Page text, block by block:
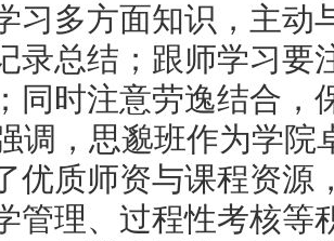
习多方面知识，主动
录总结；跟师学习要
同时注意劳逸结合，
调，思邈班作为学院
优质师资与课程资源
管理、过程性考核等